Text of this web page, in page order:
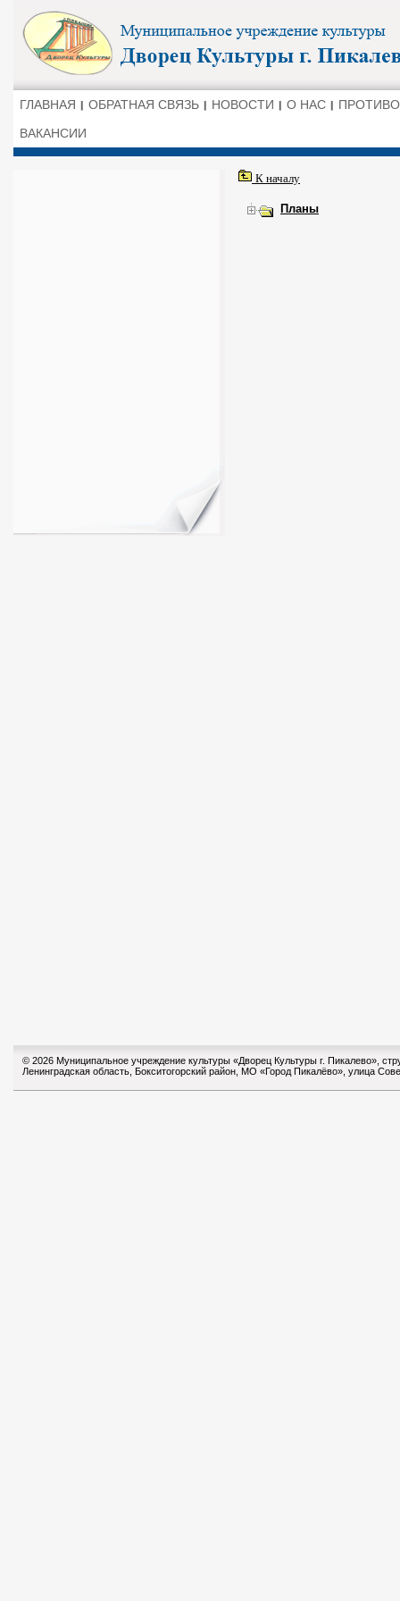
ГЛАВНАЯ ОБРАТНАЯ СВЯЗЬ НОВОСТИ О НАС
ВАКАНСИИ
К началу
Планы
© 2026 Муниципальное учреждение культуры «Дворец Культуры г. Пикалево»,
Ленинградская область, Бокситогорский район, МО «Город Пикалёво», улица